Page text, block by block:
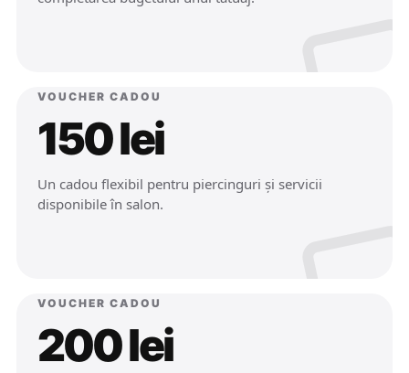
VOUCHER CADOU
150 lei
Un cadou flexibil pentru piercinguri și servicii
disponibile în salon.
VOUCHER CADOU
200 lei